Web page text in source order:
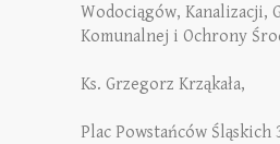
Wodociągów, Kanalizacji,
Komunalnej i Ochrony
Ks. Grzegorz Krząkała,
Plac Powstańców Śląskich